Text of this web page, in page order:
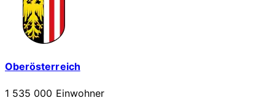
Oberösterreich
1 535 000 Einwohner